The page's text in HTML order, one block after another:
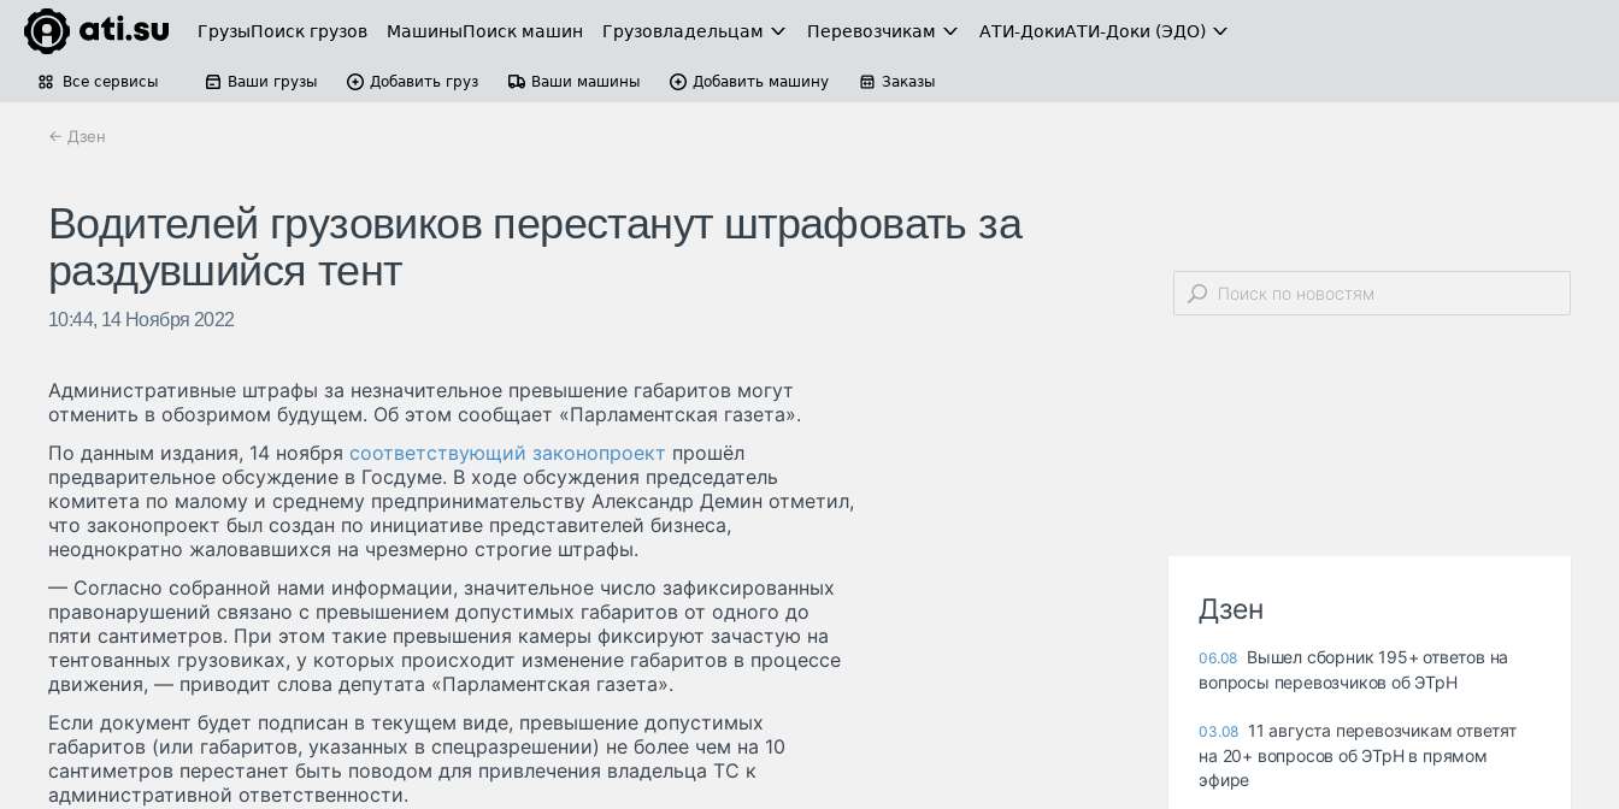
ГрузыПоиск грузов МашиныПоиск машин Грузовладельцам Перевозчикам АТИ-ДокиАТИ-Доки (ЭДО)
Все сервисы Ваши грузы Добавить груз Ваши машины Добавить машину Заказы
← Дзен
Водителей грузовиков перестанут штрафовать за
раздувшийся тент
10:44, 14 Ноября 2022
Административные штрафы за незначительное превышение габаритов могут
отменить в обозримом будущем. Об этом сообщает «Парламентская газета».
По данным издания, 14 ноября соответствующий законопроект прошёл
предварительное обсуждение в Госдуме. В ходе обсуждения председатель
комитета по малому и среднему предпринимательству Александр Демин отметил,
что законопроект был создан по инициативе представителей бизнеса,
неоднократно жаловавшихся на чрезмерно строгие штрафы.
— Согласно собранной нами информации, значительное число зафиксированных
правонарушений связано с превышением допустимых габаритов от одного до
пяти сантиметров. При этом такие превышения камеры фиксируют зачастую на
тентованных грузовиках, у которых происходит изменение габаритов в процессе
движения, — приводит слова депутата «Парламентская газета».
Если документ будет подписан в текущем виде, превышение допустимых
габаритов (или габаритов, указанных в спецразрешении) не более чем на 10
сантиметров перестанет быть поводом для привлечения владельца ТС к
административной ответственности.
Дзен
06.08 Вышел сборник 195+ ответов на
вопросы перевозчиков об ЭТрН
03.08 11 августа перевозчикам ответят
на 20+ вопросов об ЭТрН в прямом
эфире